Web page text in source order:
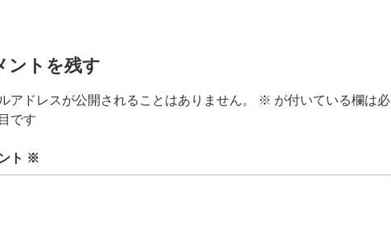
ントを残す
アドレスが公開されることはありません。 ※ が付いている欄は必
です
ト ※